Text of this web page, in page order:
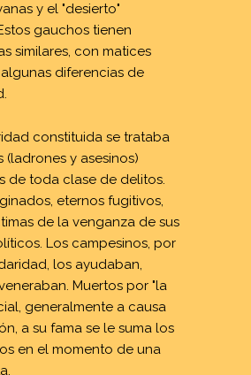
y el "desierto"
gauchos tienen
similares, con matices
diferencias de
constituida se trataba
(ladrones y asesinos)
de toda clase de delitos.
eternos fugitivos,
de la venganza de sus
Los campesinos, por
los ayudaban,
Muertos por "la
generalmente a causa
a su fama se le suma los
en el momento de una